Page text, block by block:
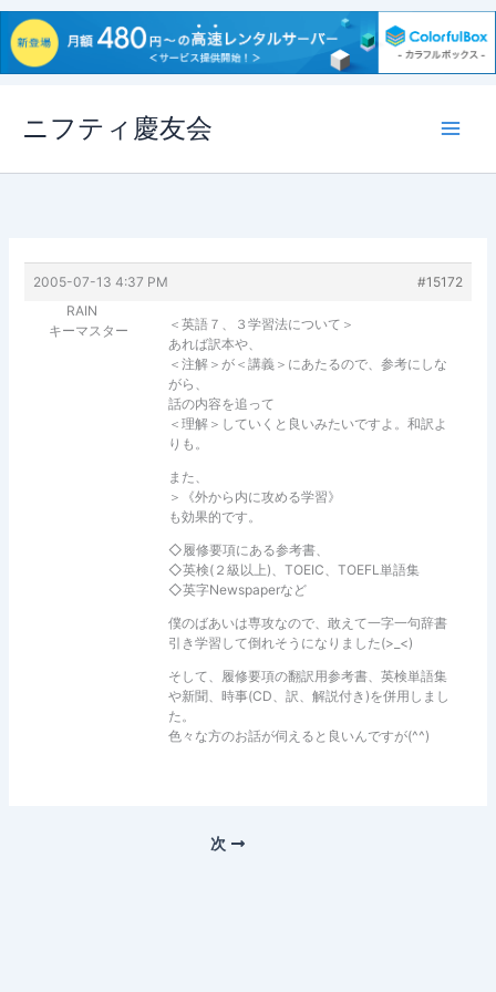
ス
ニフティ慶友会
2005-07-13 4:37 PM
#15172
RAIN
キーマスター
＜英語７、３学習法について＞
あれば訳本や、
＜注解＞が＜講義＞にあたるので、参考にしな
がら、
話の内容を追って
＜理解＞していくと良いみたいですよ。和訳よ
りも。
また、
＞《外から内に攻める学習》
も効果的です。
◇履修要項にある参考書、
◇英検(２級以上)、TOEIC、TOEFL単語集
◇英字Newspaperなど
僕のばあいは専攻なので、敢えて一字一句辞書
引き学習して倒れそうになりました(>_<)
そして、履修要項の翻訳用参考書、英検単語集
や新聞、時事(CD、訳、解説付き)を併用しまし
た。
色々な方のお話が伺えると良いんですが(^^)
次